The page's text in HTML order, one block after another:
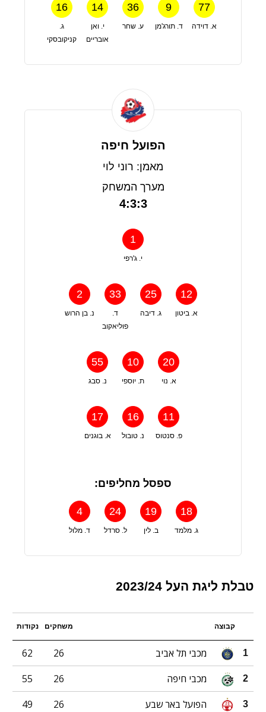
16
ג.
קניקובסקי
14
י. ואן
אובריים
36
ע. שחר
9
ד. תורג'מן
77
א. דוידה
הפועל חיפה
מאמן: רוני לוי
מערך המשחק
4:3:3
1
י. ג'רפי
2
נ. בן הרוש
33
ד.
פוליאקוב
25
ג. דיבה
12
א. ביטון
55
נ. סבג
10
ת. יוספי
20
א. נוי
17
א. בוגנים
16
נ. טובול
11
פ. סנטוס
ספסל מחליפים:
4
ד. מלול
24
ל. סרדל
19
ב. לין
18
ג. מלמד
טבלת ליגת העל 2023/24
קבוצה משחקים נקודות
1 מכבי תל אביב 26
62
2 מכבי חיפה 26
55
3 הפועל באר שבע 26
49